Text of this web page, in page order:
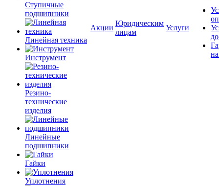
Ступичные
подшипники
Линейная техника
Инструмент
Резино-
технические
изделия
Линейные
подшипники
Гайки
Уплотнения
Акции
Юридическим
лицам
Услуги